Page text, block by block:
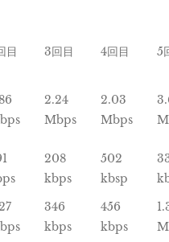
目 3回目 4回目 5
2.24
Mbps
2.03
Mbps
208
kbps
502
kbsp
346
kbps
456
kbps